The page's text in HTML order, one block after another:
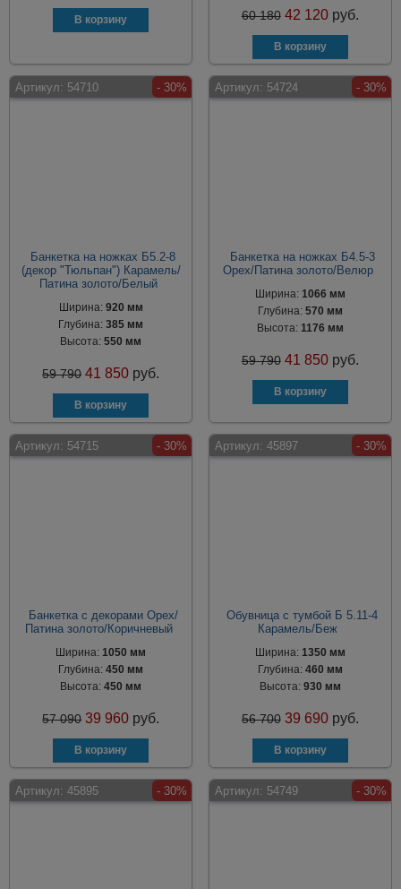
60 180 42 120 руб.
Артикул: 54710 - 30%
Банкетка на ножках Б5.2-8
(декор "Тюльпан") Карамель/
Патина золото/Белый
Ширина: 920 мм
Глубина:385 мм
Высота:550 мм
59 790 41 850 руб.
Артикул: 54724 - 30%
Банкетка на ножках Б4.5-3
Орех/Патина золото/Велюр
Ширина: 1066 мм
Глубина: 570 мм
Высота: 1176 мм
59 790 41 850 руб.
Артикул: 54715 - 30%
Банкетка с декорами Орех/
Патина золото/Коричневый
Ширина:1050 мм
Глубина:450 мм
Высота:450 мм
57 090 39 960 руб.
Артикул: 45897 - 30%
Обувница с тумбой Б 5.11-4
Карамель/Беж
Ширина: 1350 мм
Глубина: 460 мм
Высота: 930 мм
56 700 39 690 руб.
Артикул: 45895 - 30% Артикул: 54749 - 30%